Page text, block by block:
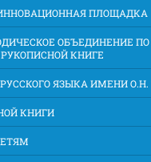
ПЛОЩАДКА
ОБЪЕДИНЕНИЕ ПО
КНИГЕ
ЯЗЫКА ИМЕНИ О.Н.
КНИГИ